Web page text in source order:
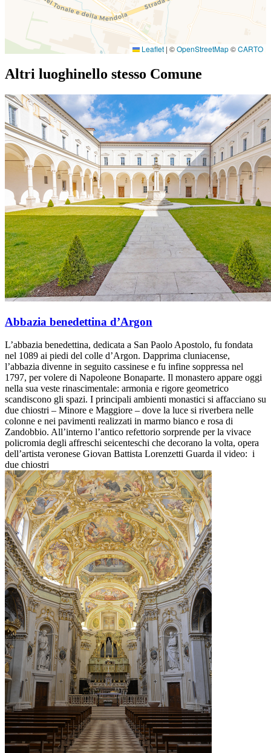
Leaflet | ©OpenStreetMap©CARTO
Altri luoghinello stesso Comune
Abbazia benedettina d’Argon
L’abbazia benedettina, dedicata a San Paolo Apostolo, fu fondata
nel 1089 ai piedi del colle d’Argon. Dapprima cluniacense,
l’abbazia divenne in seguito cassinese e fu infine soppressa nel
1797, per volere di Napoleone Bonaparte. Il monastero appare oggi
nella sua veste rinascimentale: armonia e rigore geometrico
scandiscono gli spazi. I principali ambienti monastici si affacciano su
due chiostri – Minore e Maggiore – dove la luce si riverbera nelle
colonne e nei pavimenti realizzati in marmo bianco e rosa di
Zandobbio. All’interno l’antico refettorio sorprende per la vivace
policromia degli affreschi seicenteschi che decorano la volta, opera
dell’artista veronese Giovan Battista Lorenzetti Guarda il video: i
due chiostri